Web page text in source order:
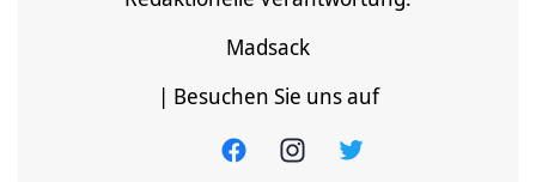
Madsack
| Besuchen Sie uns auf